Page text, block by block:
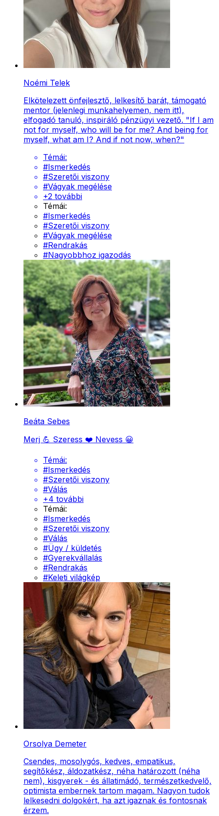
Noémi Telek
Elkötelezett önfejlesztő, lelkesítő barát, támogató
mentor (jelenlegi munkahelyemen, nem itt),
elfogadó tanuló, inspiráló pénzügyi vezető. "If I am
not for myself, who will be for me? And being for
myself, what am I? And if not now, when?"
Témái:
#Ismerkedés
#Szeretői viszony
#Vágyak megélése
+2 további
Témái:
#Ismerkedés
#Szeretői viszony
#Vágyak megélése
#Rendrakás
#Nagyobbhoz igazodás
Beáta Sebes
Merj 💪 Szeress ❤️ Nevess 😀
Témái:
#Ismerkedés
#Szeretői viszony
#Válás
+4 további
Témái:
#Ismerkedés
#Szeretői viszony
#Válás
#Ügy / küldetés
#Gyerekvállalás
#Rendrakás
#Keleti világkép
Orsolya Demeter
Csendes, mosolygós, kedves, empatikus,
segítőkész, áldozatkész, néha határozott (néha
nem), kisgyerek - és állatimádó, természetkedvelő,
optimista embernek tartom magam. Nagyon tudok
lelkesedni dolgokért, ha azt igaznak és fontosnak
érzem.